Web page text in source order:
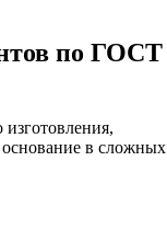
по ГОСТ
основание в сложных